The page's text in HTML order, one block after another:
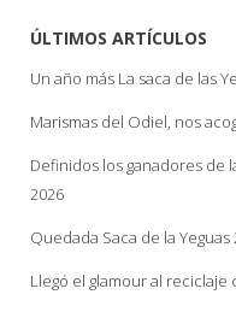
ÚLTIMOS ARTÍCULOS
Un año más La saca de las
Marismas del Odiel, nos
Definidos los ganadores de
2026
Quedada Saca de la Yeguas
Llegó el glamour al reciclaje